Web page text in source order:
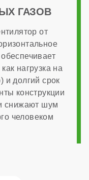
ГАЗОВ
от
нагрузка на
и долгий срок
конструкции
снижают шум
человеком